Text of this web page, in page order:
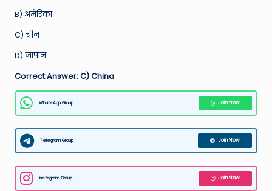
B) अमेरिका
C) चीन
D) जापान
Correct Answer: C) China
WhatsApp Group Join Now
Telegram Group Join Now
Instagram Group Join Now